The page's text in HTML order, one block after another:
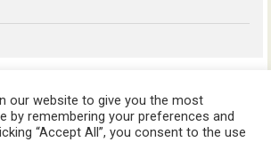
our website to give you the most
by remembering your preferences and
“Accept All”, you consent to the use